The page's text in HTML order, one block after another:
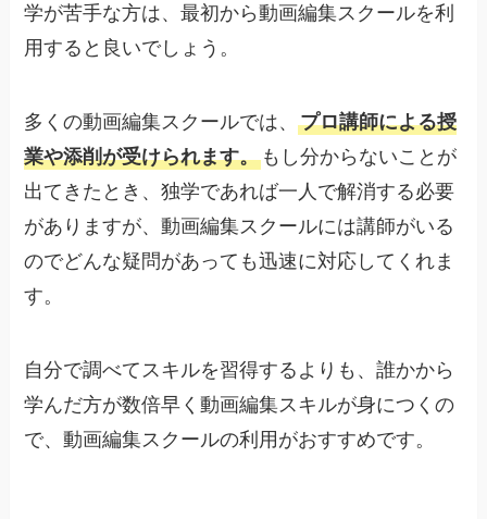
学が苦手な方は、最初から動画編集スクールを利
用すると良いでしょう。
多くの動画編集スクールでは、プロ講師による授
業や添削が受けられます。 もし分からないことが
出てきたとき、独学であれば一人で解消する必要
がありますが、動画編集スクールには講師がいる
のでどんな疑問があっても迅速に対応してくれま
す。
自分で調べてスキルを習得するよりも、誰かから
学んだ方が数倍早く動画編集スキルが身につくの
で、動画編集スクールの利用がおすすめです。